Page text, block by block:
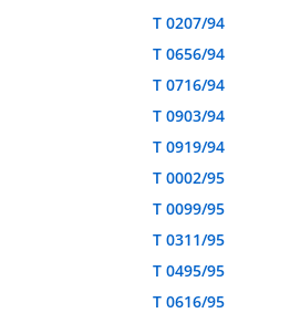
T 0207/94
T 0656/94
T 0716/94
T 0903/94
T 0919/94
T 0002/95
T 0099/95
T 0311/95
T 0495/95
T 0616/95